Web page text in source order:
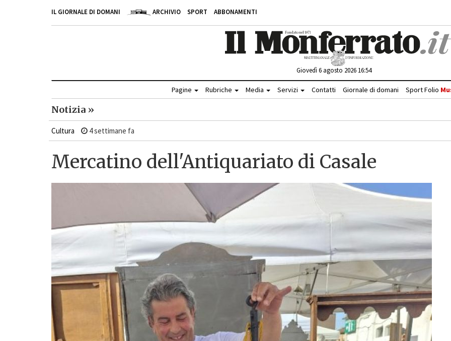
IL GIORNALE DI DOMANI ARCHIVIO SPORT ABBONAMENTI
Giovedì 6 agosto 2026 16:54
Pagine Rubriche Media Servizi Contatti Giornale di domani Sport Folio
Notizia »
Cultura 4 settimane fa
Mercatino dell'Antiquariato di Casale